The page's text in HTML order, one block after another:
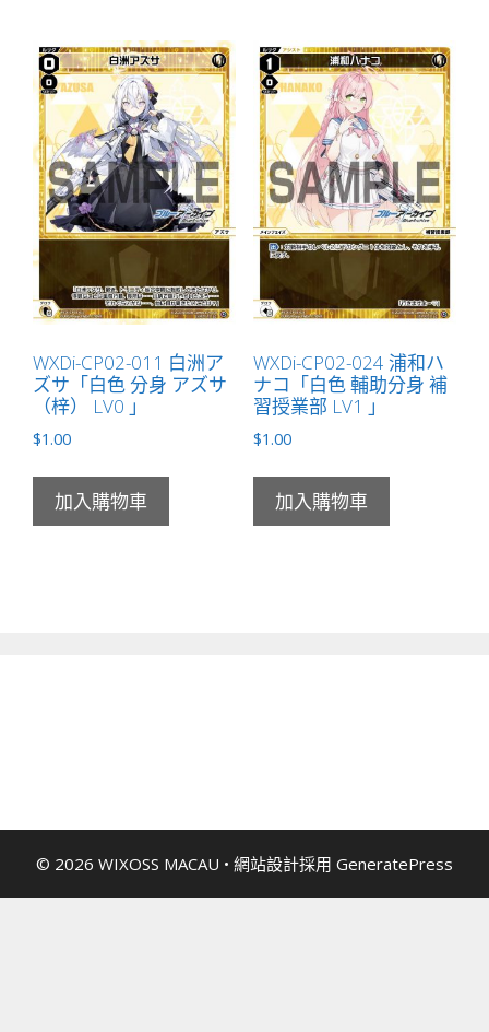
WXDi-CP02-011 白洲ア
ズサ「白色 分身 アズサ
（梓） LV0 」
$1.00
加入購物車
WXDi-CP02-024 浦和ハ
ナコ「白色 輔助分身 補
習授業部 LV1 」
$1.00
加入購物車
© 2026 WIXOSS MACAU • 網站設計採用 GeneratePress